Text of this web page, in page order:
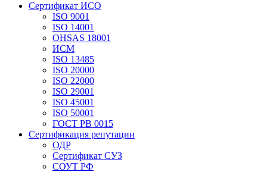
Сертификат ИСО
ISO 9001
ISO 14001
OHSAS 18001
ИСМ
ISO 13485
ISO 20000
ISO 22000
ISO 29001
ISO 45001
ISO 50001
ГОСТ РВ 0015
Сертификация репутации
ОДР
Сертификат СУЗ
СОУТ РФ